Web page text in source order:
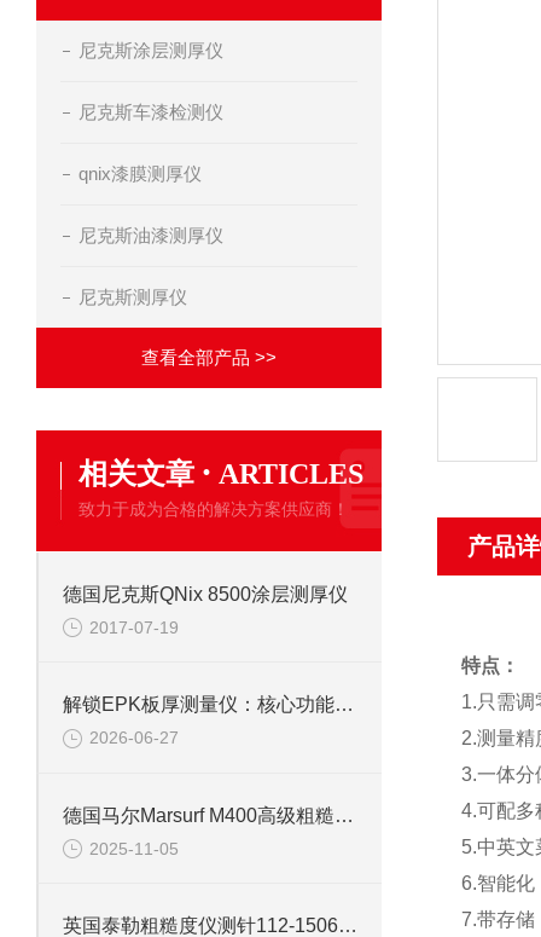
尼克斯涂层测厚仪
尼克斯车漆检测仪
qnix漆膜测厚仪
尼克斯油漆测厚仪
尼克斯测厚仪
查看全部产品 >>
相关文章 · ARTICLES
致力于成为合格的解决方案供应商！
德国尼克斯QNix 8500涂层测厚仪
2017-07-19
解锁EPK板厚测量仪：核心功能全解析，厚度把控一步到位
2026-06-27
德国马尔Marsurf M400高级粗糙度仪信息
2025-11-05
英国泰勒粗糙度仪测针112-1506信息
产品
特点：
1.只需调
2.测量精
3.一体分
4.可配多
5.中英文
6.智能化
7.带存储